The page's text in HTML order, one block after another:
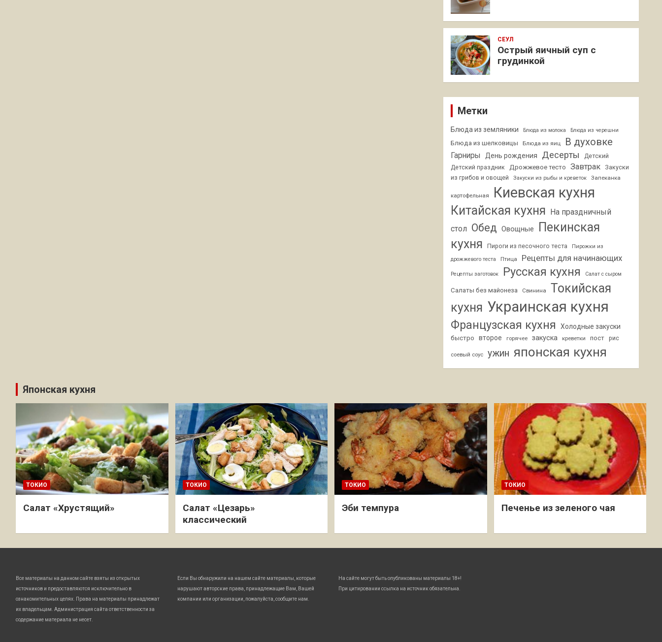
СЕУЛ
Острый яичный суп с
грудинкой
Метки
Блюда из земляники Блюда из молока Блюда из черешни
Блюда из шелковицы Блюда из яиц В духовке
Гарниры День рождения Десерты
Детский
Детский праздник
Дрожжевое тесто Завтрак
Закуски
из грибов и овощей
Закуски из рыбы и креветок Запеканка
картофельная Киевская кухня
Китайская кухня На праздничный
стол Обед Овощные
Пекинская
кухня
Пироги из песочного теста
Пирожки из
дрожжевого теста
Птица Рецепты для начинающих
Рецепты заготовок Русская кухня Салат с сыром
Салаты без майонеза Свинина
Токийская
кухня Украинская кухня
Французская кухня Холодные закуски
быстро второе горячее закуска креветки пост рис
соевый соус ужин японская кухня
Японская кухня
ТОКИО
Салат «Хрустящий»
ТОКИО
Салат «Цезарь»
классический
ТОКИО
Эби темпура
ТОКИО
Печенье из зеленого чая
Все материалы на данном сайте взяты из открытых
источников и предоставляются исключительно в
ознакомительных целях. Права на материалы принадлежат
их владельцам. Администрация сайта ответственности за
содержание материала не несет.
Если Вы обнаружили на нашем сайте материалы, которые
нарушают авторские права, принадлежащие Вам, Вашей
компании или организации, пожалуйста, сообщите нам.
На сайте могут быть опубликованы материалы 18+!
При цитировании ссылка на источник обязательна.